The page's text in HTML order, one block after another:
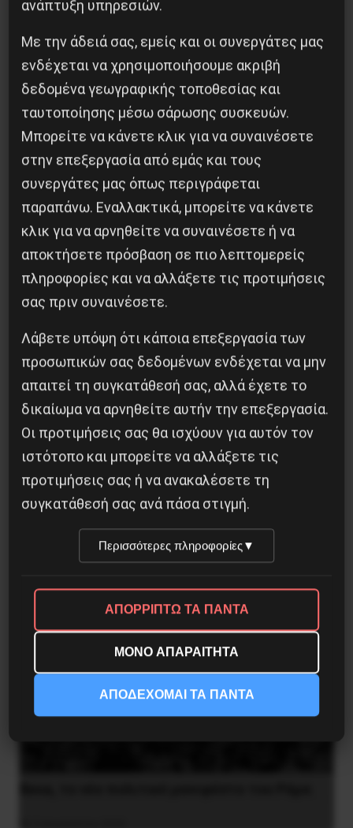
Διδάκτορας μαθηματικών στο Παρίσι ο
Αλέξανδρος Γιωτόπουλος
16 Ιουλίου 2021
Η Μπουρκίνα Φάσο του Τραορέ αντι-
ιμπεριαλιστική σχισμή της ιστορίας
26 Μαΐου 2025
ανάπτυξη υπηρεσιών.
Με την άδειά σας, εμείς και οι συνεργάτες μας
ενδέχεται να χρησιμοποιήσουμε ακριβή
δεδομένα γεωγραφικής τοποθεσίας και
ταυτοποίησης μέσω σάρωσης συσκευών.
Μπορείτε να κάνετε κλικ για να συναινέσετε
στην επεξεργασία από εμάς και τους
συνεργάτες μας όπως περιγράφεται
παραπάνω. Εναλλακτικά, μπορείτε να κάνετε
κλικ για να αρνηθείτε να συναινέσετε ή να
αποκτήσετε πρόσβαση σε πιο λεπτομερείς
πληροφορίες και να αλλάξετε τις προτιμήσεις
σας πριν συναινέσετε.
Λάβετε υπόψη ότι κάποια επεξεργασία των
προσωπικών σας δεδομένων ενδέχεται να μην
απαιτεί τη συγκατάθεσή σας, αλλά έχετε το
δικαίωμα να αρνηθείτε αυτήν την επεξεργασία.
Οι προτιμήσεις σας θα ισχύουν για αυτόν τον
ιστότοπο και μπορείτε να αλλάξετε τις
προτιμήσεις σας ή να ανακαλέσετε τη
συγκατάθεσή σας ανά πάσα στιγμή.
Περισσότερες πληροφορίες▼
ΑΠΟΡΡΙΠΤΩ ΤΑ ΠΑΝΤΑ
ΜΟΝΟ ΑΠΑΡΑΙΤΗΤΑ
ΑΠΟΔΕΧΟΜΑΙ ΤΑ ΠΑΝΤΑ